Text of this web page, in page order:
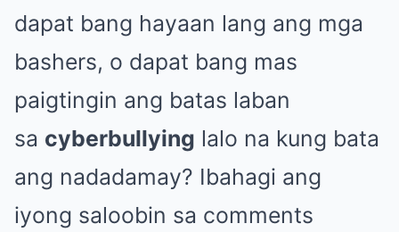
dapat bang hayaan lang ang mga
bashers, o dapat bang mas
paigtingin ang batas laban
sa cyberbullying lalo na kung bata
ang nadadamay? Ibahagi ang
iyong saloobin sa comments